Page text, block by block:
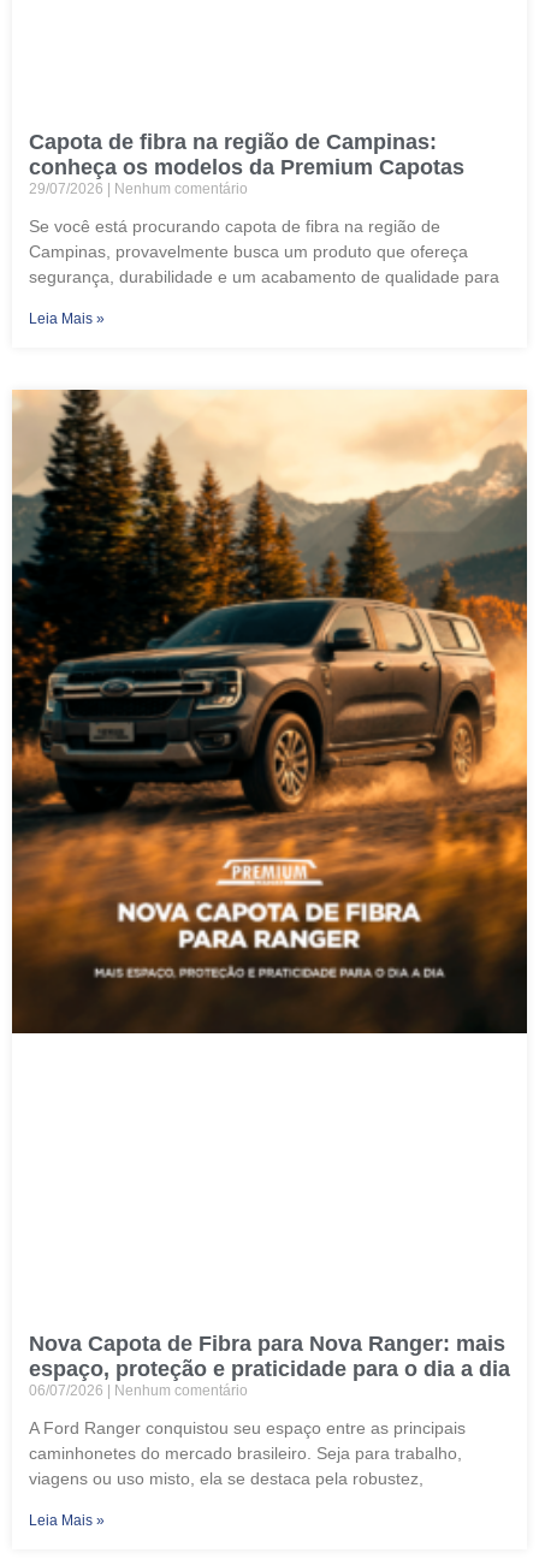
Capota de fibra na região de Campinas:
conheça os modelos da Premium Capotas
29/07/2026 Nenhum comentário
Se você está procurando capota de fibra na região de
Campinas, provavelmente busca um produto que ofereça
segurança, durabilidade e um acabamento de qualidade para
Leia Mais »
Nova Capota de Fibra para Nova Ranger: mais
espaço, proteção e praticidade para o dia a dia
06/07/2026 Nenhum comentário
A Ford Ranger conquistou seu espaço entre as principais
caminhonetes do mercado brasileiro. Seja para trabalho,
viagens ou uso misto, ela se destaca pela robustez,
Leia Mais »